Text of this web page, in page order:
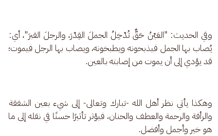
وفي الحديث: "العَيْنُ حَقٌّ تُدْخِلُ الجملَ القِدْرَ، والرجلَ القبرَ"، أي:
يُصاب بها الجمل فيذبحونه ويطبخونه، ويصاب بها الرجل فيموت؛
قد يؤدي إلى أن يموت من إصابته بالعين.
وهكذا يأتي نظر أهل الله -تبارك وتعالى- إلى شيء بعين الشفقة
والرأفة والرحمة والعطف والحنان، فيؤثر تأثيرًا حسنًا في نقله إلى ما
هو خير وأجمل وأفضل.